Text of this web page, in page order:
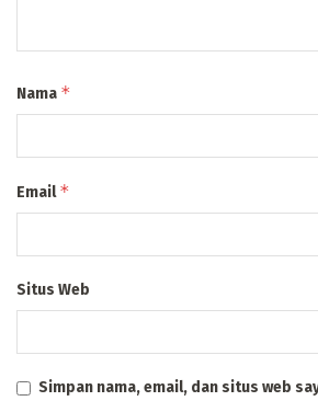
Nama *
Email*
Situs Web
Simpan nama, email, dan situs web